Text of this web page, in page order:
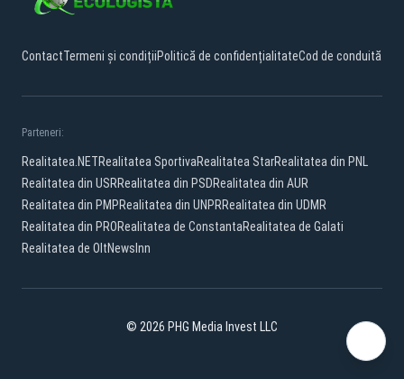
ContactTermeni și condițiiPolitică de confidențialitateCod de conduită
Parteneri:
Realitatea.NETRealitatea SportivaRealitatea StarRealitatea din PNL
Realitatea din USRRealitatea din PSDRealitatea din AUR
Realitatea din PMPRealitatea din UNPRRealitatea din UDMR
Realitatea din PRORealitatea de ConstantaRealitatea de Galati
Realitatea de OltNewsInn
© 2026 PHG Media Invest LLC